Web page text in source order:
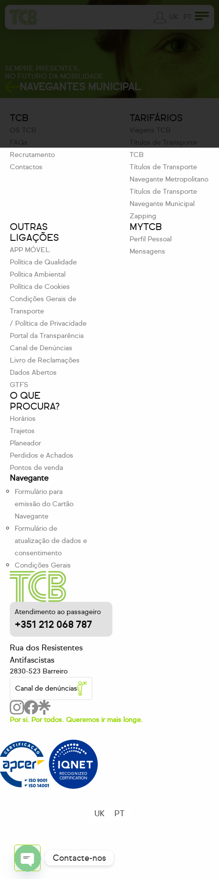
UK PT
SEMPRE PRESENTES,
NO FUTURO DA MOBILIDADE
NAVEGANTES MUNICIPAL
Atendimento ao passageiro
+351 212 068 787
Rua dos Resistentes
Antifascistas
2830-523 Barreiro
Canal de denúncias
Por si. Por todos. Queremos ir mais longe.
TCB
OS TCB
FAQs
Recrutamento
Contactos
TARIFÁRIOS
Viagens TCB
Títulos de Transporte
TCB
Títulos de Transporte
Navegante Metropolitano
Títulos de Transporte
Navegante Municipal
Zapping
O QUE
PROCURA?
Horários
Trajetos
Planeador
Perdidos e Achados
Pontos de venda
Navegante
Formulário para
emissão do Cartão
Navegante
Formulário de
atualização de dados e
consentimento
Condições Gerais
OUTRAS
LIGAÇÕES
APP MÓVEL
Política de Qualidade
Política Ambiental
Política de Cookies
Condições Gerais de
Transporte
/ Política de Privacidade
Portal da Transparência
Canal de Denúncias
Livro de Reclamações
Dados Abertos
GTFS
MYTCB
Perfil Pessoal
Mensagens
UK PT
Contacte-nos
OPEN